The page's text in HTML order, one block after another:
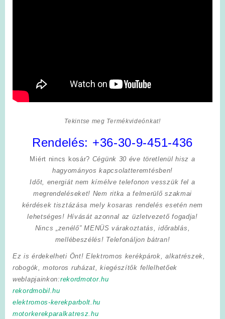
Tekintse meg Termékvideónkat!
Rendelés: +36-30-9-451-436
Miért nincs kosár? Cégünk 30 éve töretlenül hisz a
hagyományos kapcsolatteremtésben!
Időt, energiát nem kímélvetelefonon vesszük fel a
megrendeléseket! Nem ritka a felmerülő szakmai
kérdések tisztázása mely kosaras rendelés esetén nem
lehetséges! Hívását azonnal az üzletvezető fogadja!
Nincs „zenélő” MENÜS várakoztatás, időrablás,
mellébeszélés! Telefonáljon bátran!
Ez is érdekelheti Önt! Elektromos kerékpárok, alkatrészek,
robogók, motoros ruházat, kiegészítők fellelhetőek
weblapjainkon:rekordmotor.hu
rekordmobil.hu
elektromos-kerekparbolt.hu
motorkerekparalkatresz.hu